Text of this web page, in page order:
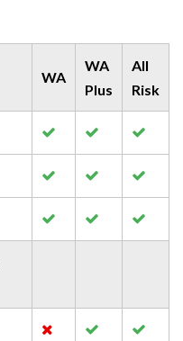
WA
WA
Plus
All
Risk